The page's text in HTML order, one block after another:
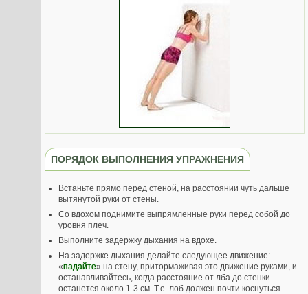
ПОРЯДОК ВЫПОЛНЕНИЯ УПРАЖНЕНИЯ
Встаньте прямо перед стеной, на расстоянии чуть дальше
вытянутой руки от стены.
Со вдохом поднимите выпрямленные руки перед собой до
уровня плеч.
Выполните задержку дыхания на вдохе.
На задержке дыхания делайте следующее движение:
«падайте» на стену, притормаживая это движение руками, и
останавливайтесь, когда расстояние от лба до стенки
останется около 1-3 см. Т.е. лоб должен почти коснуться